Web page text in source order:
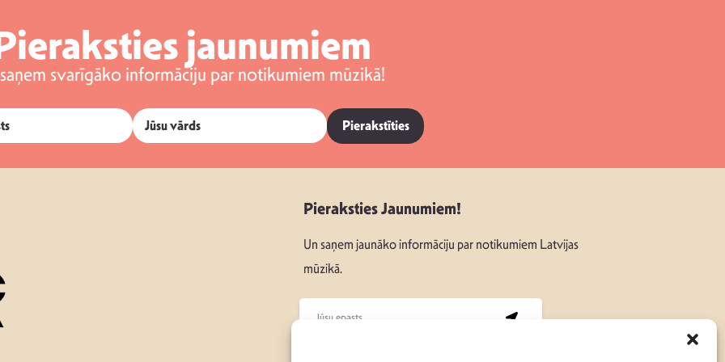
jaunumiem
svarīgāko informāciju par notikumiem mūzikā!
Pierakstīties
Pieraksties Jaunumiem!
Un saņem jaunāko informāciju par notikumiem Latvijas
mūzikā.